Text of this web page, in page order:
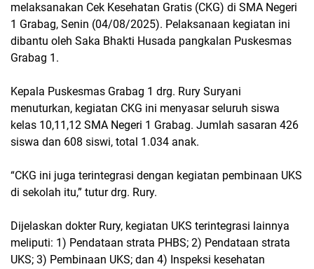
melaksanakan Cek Kesehatan Gratis (CKG) di SMA Negeri
1 Grabag, Senin (04/08/2025). Pelaksanaan kegiatan ini
dibantu oleh Saka Bhakti Husada pangkalan Puskesmas
Grabag 1.
Kepala Puskesmas Grabag 1 drg. Rury Suryani
menuturkan, kegiatan CKG ini menyasar seluruh siswa
kelas 10,11,12 SMA Negeri 1 Grabag. Jumlah sasaran 426
siswa dan 608 siswi, total 1.034 anak.
“CKG ini juga terintegrasi dengan kegiatan pembinaan UKS
di sekolah itu,” tutur drg. Rury.
Dijelaskan dokter Rury, kegiatan UKS terintegrasi lainnya
meliputi: 1) Pendataan strata PHBS; 2) Pendataan strata
UKS; 3) Pembinaan UKS; dan 4) Inspeksi kesehatan